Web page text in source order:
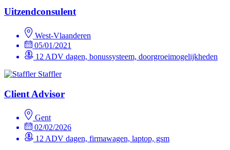
Uitzendconsulent
West-Vlaanderen
05/01/2021
12 ADV dagen, bonussysteem, doorgroeimogelijkheden
Staffler
Client Advisor
Gent
02/02/2026
12 ADV dagen, firmawagen, laptop, gsm